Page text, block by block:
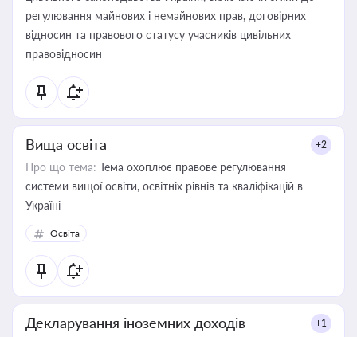
регулювання майнових і немайнових прав, договірних
відносин та правового статусу учасників цивільних
правовідносин
Вища освіта +2
Про що тема: Тема охоплює правове регулювання
системи вищої освіти, освітніх рівнів та кваліфікацій в
Україні
Освіта
Декларування іноземних доходів +1